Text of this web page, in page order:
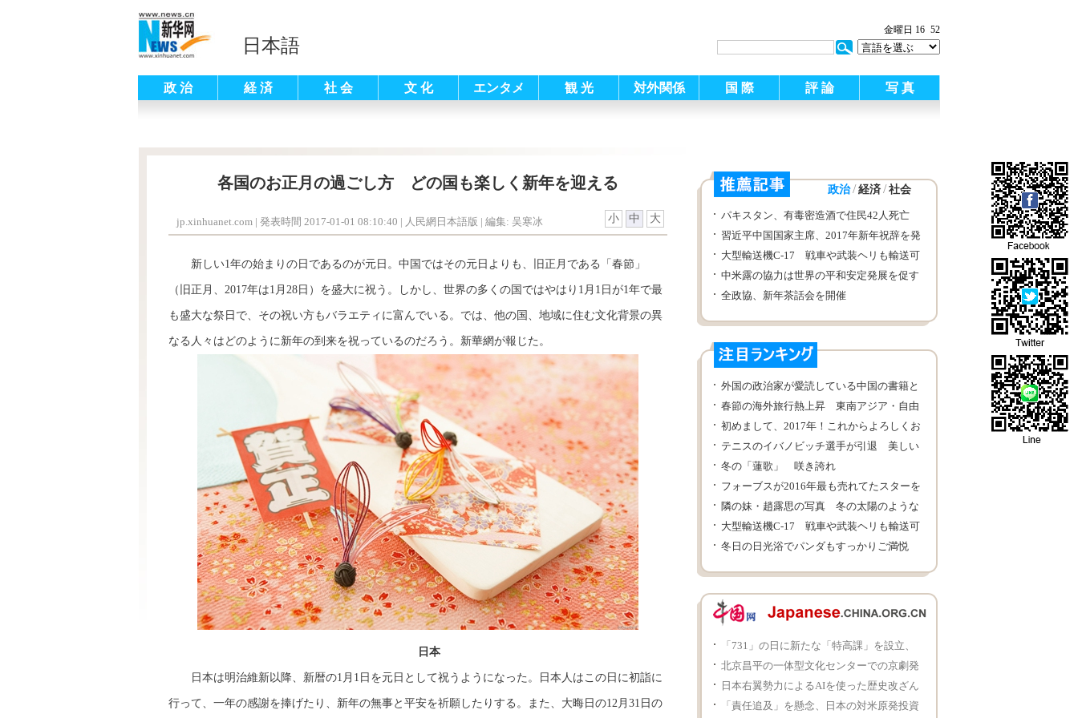
日本語
金曜日 16 52
政 治 経 済 社 会 文 化 エンタメ 観 光 対外関係 国 際 評 論 写 真
各国のお正月の過ごし方 どの国も楽しく新年を迎える
jp.xinhuanet.com | 発表時間 2017-01-01 08:10:40 | 人民網日本語版 | 編集: 吴寒冰 小 中 大
新しい1年の始まりの日であるのが元日。中国ではその元日よりも、旧正月である「春節」
（旧正月、2017年は1月28日）を盛大に祝う。しかし、世界の多くの国ではやはり1月1日が1年で最
も盛大な祭日で、その祝い方もバラエティに富んでいる。では、他の国、地域に住む文化背景の異
なる人々はどのように新年の到来を祝っているのだろう。新華網が報じた。
日本
日本は明治維新以降、新暦の1月1日を元日として祝うようになった。日本人はこの日に初詣に
行って、一年の感謝を捧げたり、新年の無事と平安を祈願したりする。また、大晦日の12月31日の
政治 / 経済 / 社会
パキスタン、有毒密造酒で住民42人死亡
習近平中国国家主席、2017年新年祝辞を発
表
大型輸送機C-17 戦車や武装ヘリも輸送可
能
中米露の協力は世界の平和安定発展を促す
全政協、新年茶話会を開催
外国の政治家が愛読している中国の書籍と
は？
春節の海外旅行熱上昇 東南アジア・自由
旅行が人気
初めまして、2017年！これからよろしくお
願いします！
テニスのイバノビッチ選手が引退 美しい
姿を振り返る
冬の「蓮歌」 咲き誇れ
フォーブスが2016年最も売れてたスターを
公表 トップはスカーレット・ヨハンソン
隣の妹・趙露思の写真 冬の太陽のような
暖かい笑顔
大型輸送機C-17 戦車や武装ヘリも輸送可
能
冬日の日光浴でパンダもすっかりご満悦